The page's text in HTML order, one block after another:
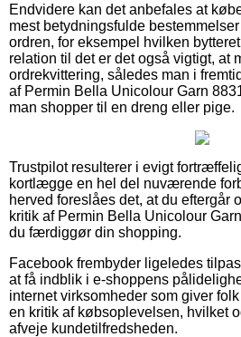
Endvidere kan det anbefales at
mest betydningsfulde
ordren, for eksempel hvilken bytteret
relation til det er det også vigtigt, at
ordrekvittering, således man i
af Permin Bella Unicolour Garn
man shopper til en dreng eller pige.
Trustpilot resulterer i evigt
kortlægge en hel del nuværende
herved foreslåes det, at du eftergår
kritik af Permin Bella Unicolour
du færdiggør din shopping.
Facebook frembyder ligeledes
at få indblik i e-shoppens
internet virksomheder som giver
en kritik af købsoplevelsen, hvilket
afveje kundetilfredsheden.